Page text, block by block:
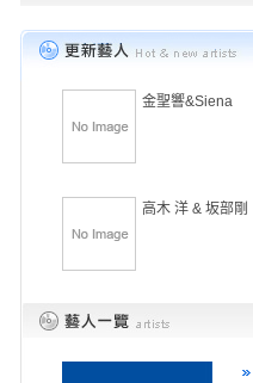
金聖響&Siena
高木 洋 & 坂部剛